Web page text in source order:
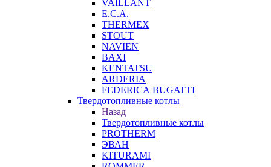
VAILLANT
E.C.A.
THERMEX
STOUT
NAVIEN
BAXI
KENTATSU
ARDERIA
FEDERICА BUGATTI
Твердотопливные котлы
Назад
Твердотопливные котлы
PROTHERM
ЭВАН
KITURAMI